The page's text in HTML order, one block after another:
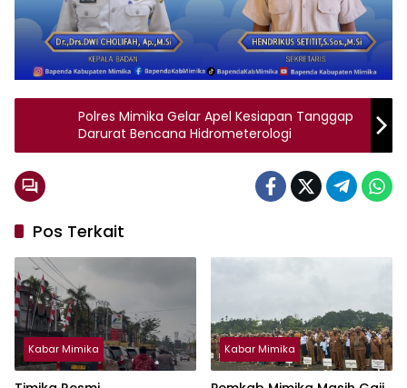
Polres Mimika Gelar Apel Kesiapan Tanggap
Darurat Bencana Hidrometerologi
Pos Terkait
Kabar Mimika Kabar Mimika